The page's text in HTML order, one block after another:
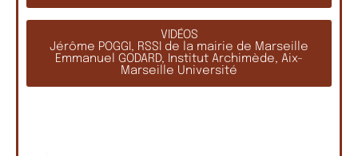
VIDÉOS
Jérôme POGGI, RSSI de la mairie de Marseille
Emmanuel GODARD, Institut Archimède, Aix-
Marseille Université